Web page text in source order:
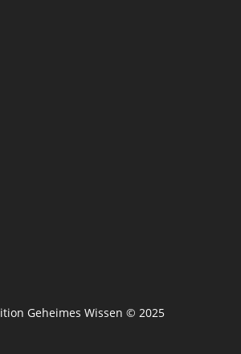
Geheimes Wissen © 2025